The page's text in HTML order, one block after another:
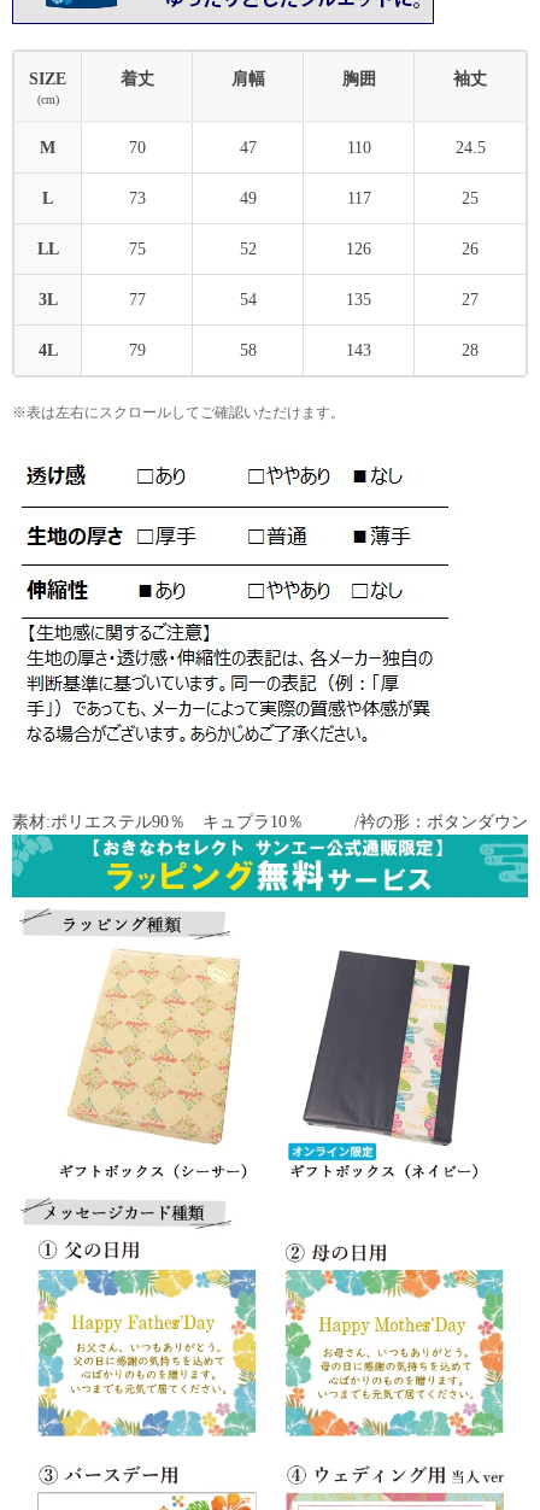
SIZE
(cm)
着丈 肩幅 胸囲 袖丈
M 70 47 110 24.5
L 73 49 117 25
LL 75 52 126 26
3L 77 54 135 27
4L 79 58 143 28
※表は左右にスクロールしてご確認いただけます。
素材:ポリエステル90％ キュプラ10％ /衿の形：ボタンダウン